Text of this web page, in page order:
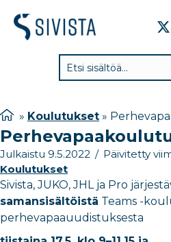
» Koulutukset »
Julkaistu 9.5.2022 / Päivitetty
Koulutukset
Sivista, JUKO, JHL ja Pro
samansisältöistä Teams -
perhevapaauudistuksesta